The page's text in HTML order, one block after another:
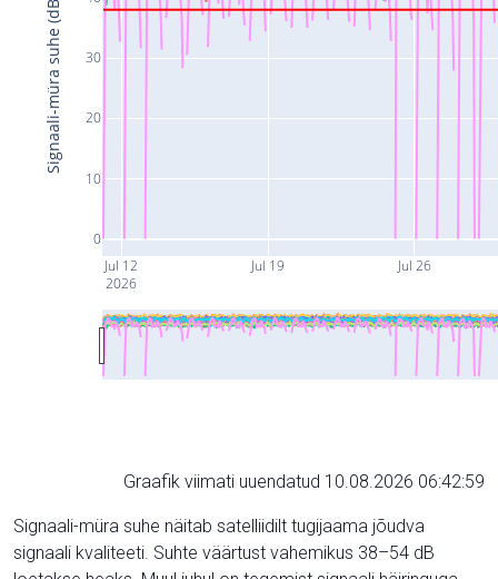
Jul 12
2026
Jul 19 Jul 26
0
10
20
30
Signaali-müra suhe (dB)
Graafik viimati uuendatud 10.08.2026 06:42:59
Signaali-müra suhe näitab satelliidilt tugijaama jõudva
signaali kvaliteeti. Suhte väärtust vahemikus 38–54 dB